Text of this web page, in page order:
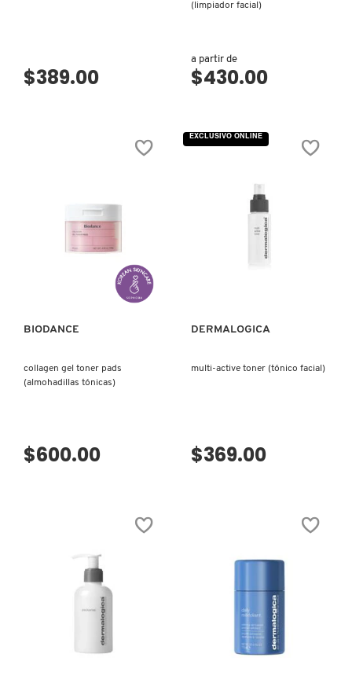
TOO FACED
URBAN DECAY
$389.00
(limpiador facial)
a partir de
$430.00
VISTA RÁPIDA
BIODANCE
collagen gel toner pads
(almohadillas tónicas)
$600.00
DERMALOGICA
multi-active toner (tónico facial)
$369.00
EXCLUSIVO ONLINE
VISTA RÁPIDA VISTA RÁPIDA